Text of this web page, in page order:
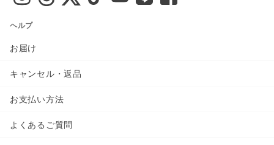
ヘルプ
お届け
キャンセル・返品
お支払い方法
よくあるご質問